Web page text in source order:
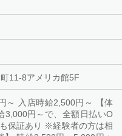
て帰ってもOK、お店にメイ
で出勤してからメイク直し
ろん衣装・靴の貸出もあり
もありますし、お子様を預
介もできます。 楓スタッフ
ートのお約束します！！
11-8アメリカ館5F
～ 入店時給2,500円～ 【体
3,000円～で、全額日払いO
保証あり ※経験者の方は相